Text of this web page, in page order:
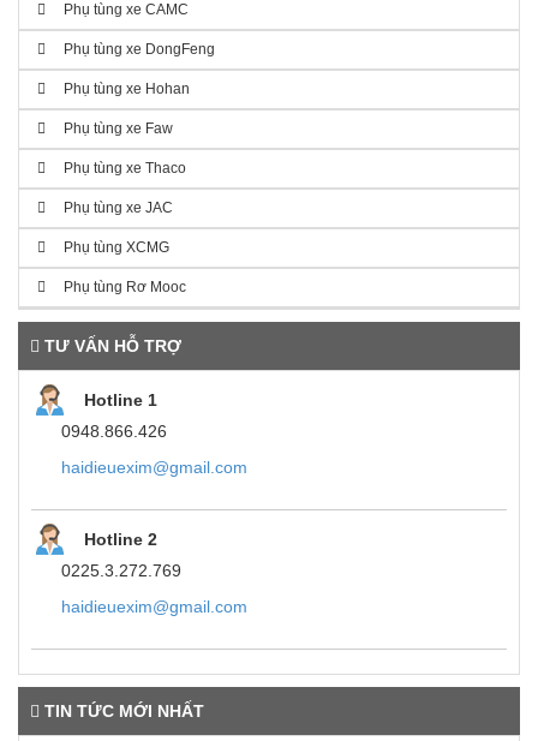
Phụ tùng xe CAMC
Phụ tùng xe DongFeng
Phụ tùng xe Hohan
Phụ tùng xe Faw
Phụ tùng xe Thaco
Phụ tùng xe JAC
Phụ tùng XCMG
Phụ tùng Rơ Mooc
TƯ VẤN HỖ TRỢ
Hotline 1
0948.866.426
haidieuexim@gmail.com
Hotline 2
0225.3.272.769
haidieuexim@gmail.com
TIN TỨC MỚI NHẤT